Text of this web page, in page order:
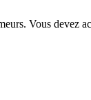
Vous devez